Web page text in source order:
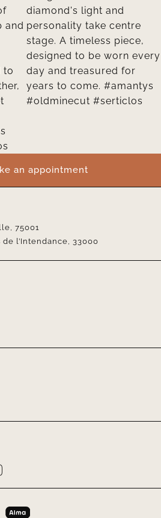
an appointment
75001
de l’Intendance, 33000